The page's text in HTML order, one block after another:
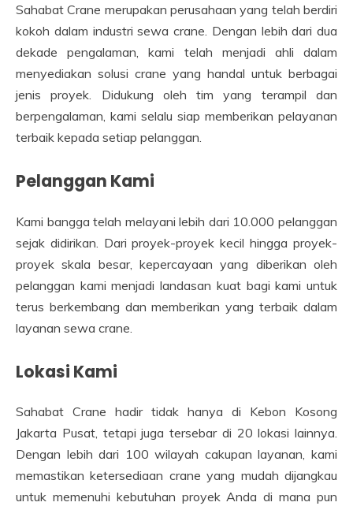
Sahabat Crane merupakan perusahaan yang telah berdiri
kokoh dalam industri sewa crane. Dengan lebih dari dua
dekade pengalaman, kami telah menjadi ahli dalam
menyediakan solusi crane yang handal untuk berbagai
jenis proyek. Didukung oleh tim yang terampil dan
berpengalaman, kami selalu siap memberikan pelayanan
terbaik kepada setiap pelanggan.
Pelanggan Kami
Kami bangga telah melayani lebih dari 10.000 pelanggan
sejak didirikan. Dari proyek-proyek kecil hingga proyek-
proyek skala besar, kepercayaan yang diberikan oleh
pelanggan kami menjadi landasan kuat bagi kami untuk
terus berkembang dan memberikan yang terbaik dalam
layanan sewa crane.
Lokasi Kami
Sahabat Crane hadir tidak hanya di Kebon Kosong
Jakarta Pusat, tetapi juga tersebar di 20 lokasi lainnya.
Dengan lebih dari 100 wilayah cakupan layanan, kami
memastikan ketersediaan crane yang mudah dijangkau
untuk memenuhi kebutuhan proyek Anda di mana pun